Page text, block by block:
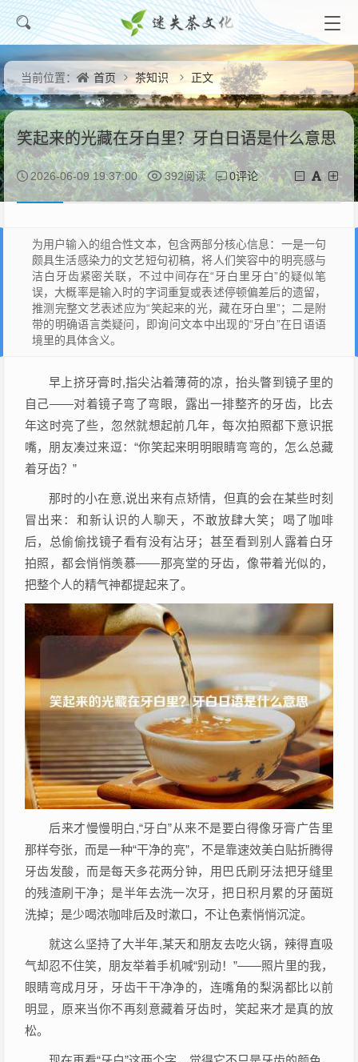
当前位置： 首页 茶知识 正文
笑起来的光藏在牙白里？牙白日语是什么意思
2026-06-09 19:37:00 392阅读 0评论
为用户输入的组合性文本，包含两部分核心信息：一是一句
颇具生活感染力的文艺短句初稿，将人们笑容中的明亮感与
洁白牙齿紧密关联，不过中间存在“牙白里牙白”的疑似笔
误，大概率是输入时的字词重复或表述停顿偏差后的遗留，
推测完整文艺表述应为“笑起来的光，藏在牙白里”；二是附
带的明确语言类疑问，即询问文本中出现的“牙白”在日语语
境里的具体含义。
早上挤牙膏时,指尖沾着薄荷的凉，抬头瞥到镜子里的
自己——对着镜子弯了弯眼，露出一排整齐的牙齿，比去
年这时亮了些，忽然就想起前几年，每次拍照都下意识抿
嘴，朋友凑过来逗：“你笑起来明明眼睛弯弯的，怎么总藏
着牙齿？”
那时的小在意,说出来有点矫情，但真的会在某些时刻
冒出来：和新认识的人聊天，不敢放肆大笑；喝了咖啡
后，总偷偷找镜子看有没有沾牙；甚至看到别人露着白牙
拍照，都会悄悄羡慕——那亮堂的牙齿，像带着光似的，
把整个人的精气神都提起来了。
后来才慢慢明白,“牙白”从来不是要白得像牙膏广告里
那样夸张，而是一种“干净的亮”，不是靠速效美白贴折腾得
牙齿发酸，而是每天多花两分钟，用巴氏刷牙法把牙缝里
的残渣刷干净；是半年去洗一次牙，把日积月累的牙菌斑
洗掉；是少喝浓咖啡后及时漱口，不让色素悄悄沉淀。
就这么坚持了大半年,某天和朋友去吃火锅，辣得直吸
气却忍不住笑，朋友举着手机喊“别动！”——照片里的我，
眼睛弯成月牙，牙齿干干净净的，连嘴角的梨涡都比以前
明显，原来当你不再刻意藏着牙齿时，笑起来才是真的放
松。